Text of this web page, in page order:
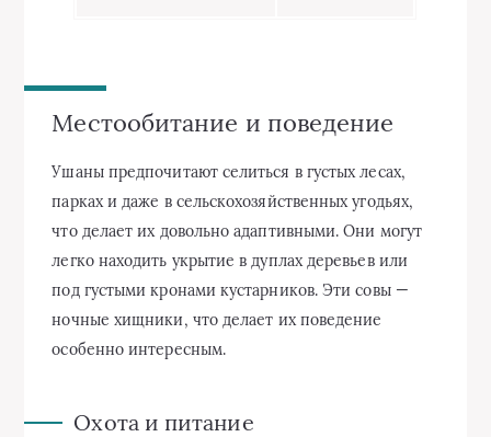
Местообитание и поведение
Ушаны предпочитают селиться в густых лесах,
парках и даже в сельскохозяйственных угодьях,
что делает их довольно адаптивными. Они могут
легко находить укрытие в дуплах деревьев или
под густыми кронами кустарников. Эти совы —
ночные хищники, что делает их поведение
особенно интересным.
Охота и питание